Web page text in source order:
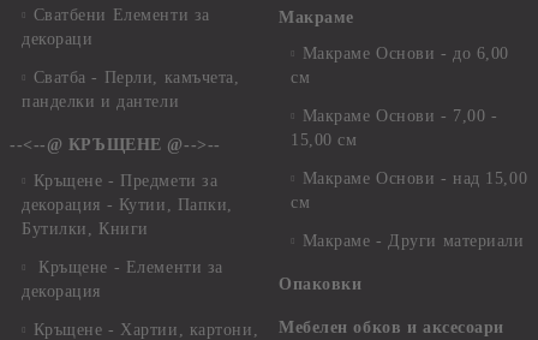
Сватбени Елементи за
декораци
Сватба - Перли, камъчета,
панделки и дантели
--<--@ КРЪЩЕНЕ @-->--
Кръщене - Предмети за
декорация - Кутии, Папки,
Бутилки, Книги
Кръщене - Елементи за
декорация
Кръщене - Хартии, картони,
Макраме
Макраме Основи - до 6,00
см
Макраме Основи - 7,00 -
15,00 см
Макраме Основи - над 15,00
см
Макраме - Други материали
Опаковки
Мебелен обков и аксесоари